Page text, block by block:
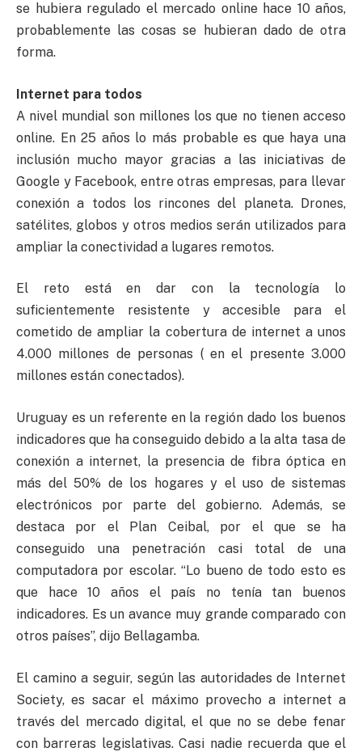
se hubiera regulado el mercado online hace 10 años,
probablemente las cosas se hubieran dado de otra
forma.
Internet para todos
A nivel mundial son millones los que no tienen acceso
online. En 25 años lo más probable es que haya una
inclusión mucho mayor gracias a las iniciativas de
Google y Facebook, entre otras empresas, para llevar
conexión a todos los rincones del planeta. Drones,
satélites, globos y otros medios serán utilizados para
ampliar la conectividad a lugares remotos.
El reto está en dar con la tecnología lo
suficientemente resistente y accesible para el
cometido de ampliar la cobertura de internet a unos
4.000 millones de personas ( en el presente 3.000
millones están conectados).
Uruguay es un referente en la región dado los buenos
indicadores que ha conseguido debido a la alta tasa de
conexión a internet, la presencia de fibra óptica en
más del 50% de los hogares y el uso de sistemas
electrónicos por parte del gobierno. Además, se
destaca por el Plan Ceibal, por el que se ha
conseguido una penetración casi total de una
computadora por escolar. “Lo bueno de todo esto es
que hace 10 años el país no tenía tan buenos
indicadores. Es un avance muy grande comparado con
otros países”, dijo Bellagamba.
El camino a seguir, según las autoridades de Internet
Society, es sacar el máximo provecho a internet a
través del mercado digital, el que no se debe fenar
con barreras legislativas. Casi nadie recuerda que el